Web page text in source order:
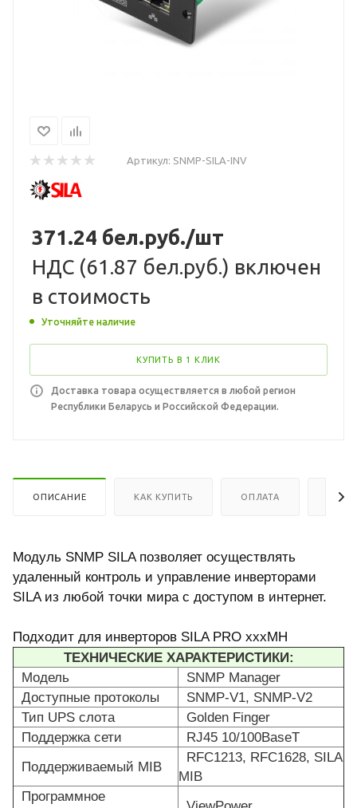
Артикул: SNMP-SILA-INV
371.24 бел.руб./шт
НДС (61.87 бел.руб.) включен
в стоимость
Уточняйте наличие
КУПИТЬ В 1 КЛИК
Доставка товара осуществляется в любой регион
Республики Беларусь и Российской Федерации.
ОПИСАНИЕ КАК КУПИТЬ ОПЛАТА
Модуль SNMP SILA позволяет осуществлять
удаленный контроль и управление инверторами
SILA из любой точки мира с доступом в интернет.
Подходит для инверторов SILA PRO xxxMH
ТЕХНИЧЕСКИЕ ХАРАКТЕРИСТИКИ:
Модель
SNMP Manager
Доступные протоколы
SNMP-V1, SNMP-V2
Тип UPS слота
Golden Finger
Поддержка сети
RJ45 10/100BaseT
Поддерживаемый MIB
RFC1213, RFC1628, SILA
MIB
Программное